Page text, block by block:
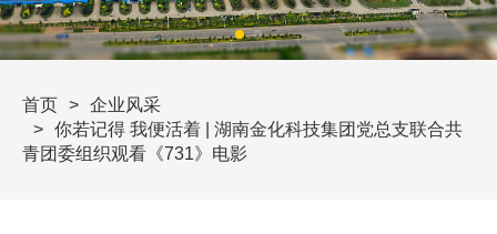
首页
企业风采
你若记得 我便活着 | 湖南金化科技集团党总支联合共
青团委组织观看《731》电影